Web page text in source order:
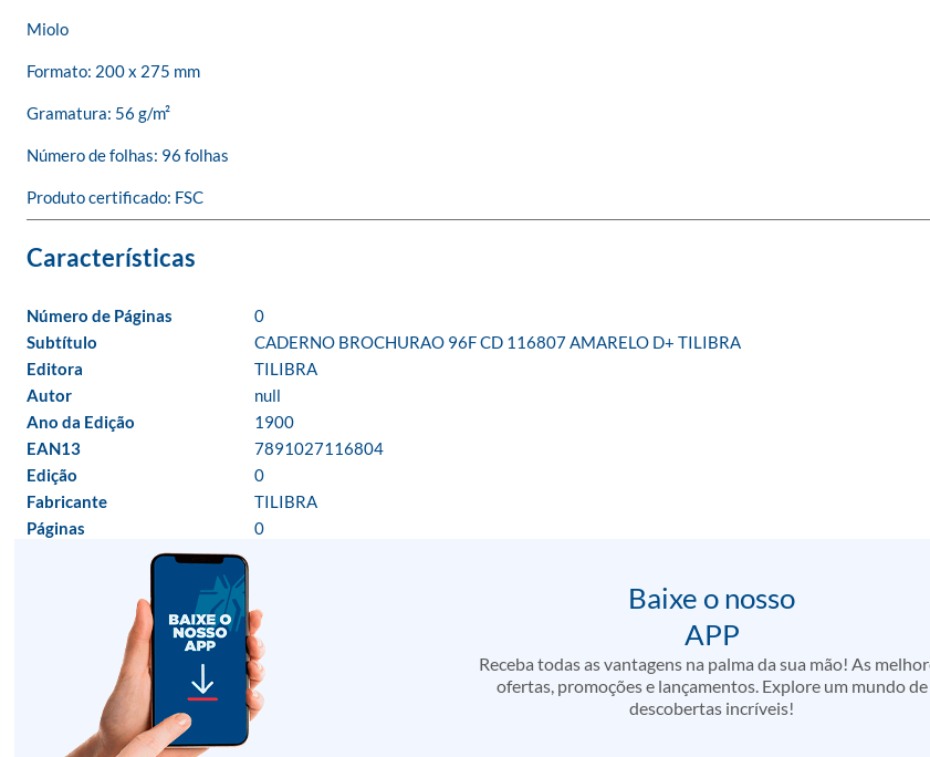
Miolo
Formato: 200 x 275 mm
Gramatura: 56 g/m²
Número de folhas: 96 folhas
Produto certificado: FSC
Número de Páginas
0
Subtítulo
CADERNO BROCHURAO 96F CD 116807 AMARELO D+ TILIBRA
Editora
TILIBRA
Autor
null
Ano da Edição
1900
EAN13
7891027116804
Edição
0
Fabricante
TILIBRA
Páginas
0
Baixe o nosso
APP
Receba todas as vantagens na palma da sua mão! As
ofertas, promoções e lançamentos. Explore um mundo de
descobertas incríveis!